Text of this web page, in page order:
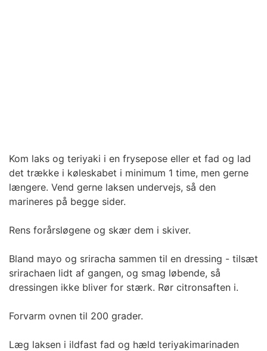
Kom laks og teriyaki i en frysepose eller et fad og lad
det trække i køleskabet i minimum 1 time, men gerne
længere. Vend gerne laksen undervejs, så den
marineres på begge sider.
Rens forårsløgene og skær dem i skiver.
Bland mayo og sriracha sammen til en dressing - tilsæt
srirachaen lidt af gangen, og smag løbende, så
dressingen ikke bliver for stærk. Rør citronsaften i.
Forvarm ovnen til 200 grader.
Læg laksen i ildfast fad og hæld teriyakimarinaden